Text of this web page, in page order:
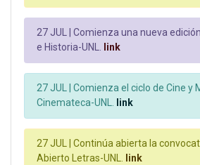
27 JUL | Comienza una nueva
e Historia-UNL. link
27 JUL | Comienza el ciclo de Cine y
Cinemateca-UNL. link
27 JUL | Continúa abierta la
Abierto Letras-UNL. link